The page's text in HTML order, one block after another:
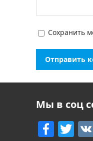
Сохранить
Мы в соц
F T